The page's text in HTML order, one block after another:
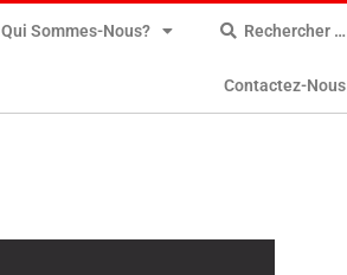
Qui Sommes-Nous? Rechercher …
Contactez-Nous